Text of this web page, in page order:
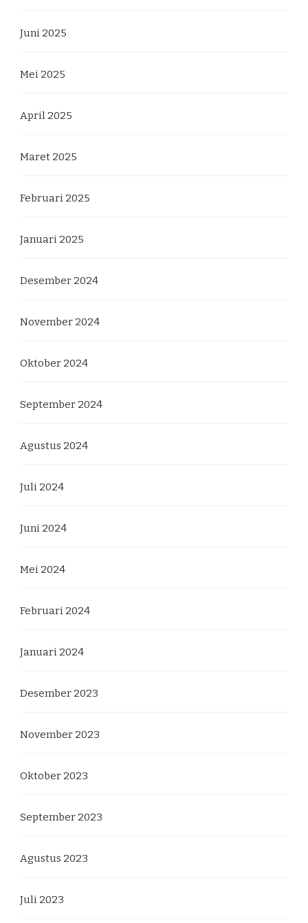
Juni 2025
Mei 2025
April 2025
Maret 2025
Februari 2025
Januari 2025
Desember 2024
November 2024
Oktober 2024
September 2024
Agustus 2024
Juli 2024
Juni 2024
Mei 2024
Februari 2024
Januari 2024
Desember 2023
November 2023
Oktober 2023
September 2023
Agustus 2023
Juli 2023